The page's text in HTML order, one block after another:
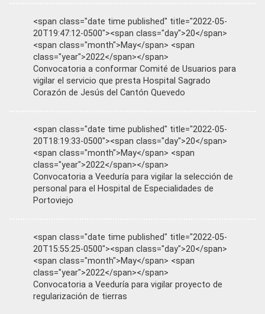
<span class="date time published" title="2022-05-
20T19:47:12-0500"><span class="day">20</span>
<span class="month">May</span> <span
class="year">2022</span></span>
Convocatoria a conformar Comité de Usuarios para
vigilar el servicio que presta Hospital Sagrado
Corazón de Jesús del Cantón Quevedo
<span class="date time published" title="2022-05-
20T18:19:33-0500"><span class="day">20</span>
<span class="month">May</span> <span
class="year">2022</span></span>
Convocatoria a Veeduría para vigilar la selección de
personal para el Hospital de Especialidades de
Portoviejo
<span class="date time published" title="2022-05-
20T15:55:25-0500"><span class="day">20</span>
<span class="month">May</span> <span
class="year">2022</span></span>
Convocatoria a Veeduría para vigilar proyecto de
regularización de tierras